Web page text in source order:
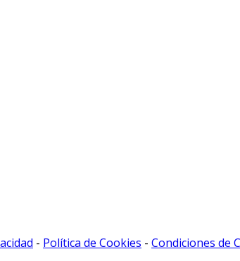
- Política de Cookies - Condiciones de